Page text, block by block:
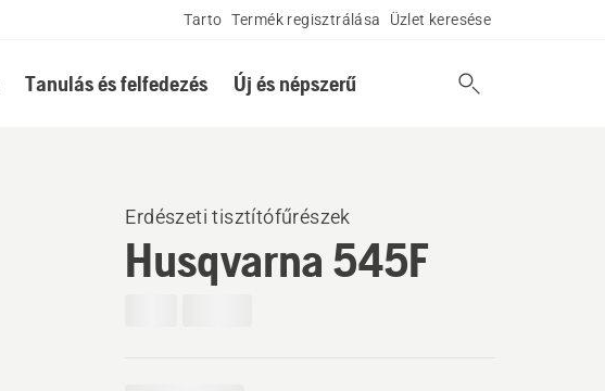
Tarto Termék regisztrálása Üzlet keresése
Tanulás és felfedezés Új és népszerű
Erdészeti tisztítófűrészek
Husqvarna 545F